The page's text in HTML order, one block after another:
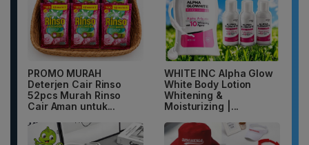
PROMO MURAH
Deterjen Cair Rinso
52pcs Murah Rinso
Cair Aman untuk...
WHITE INC Alpha Glow
White Body Lotion
Whitening &
Moisturizing |...